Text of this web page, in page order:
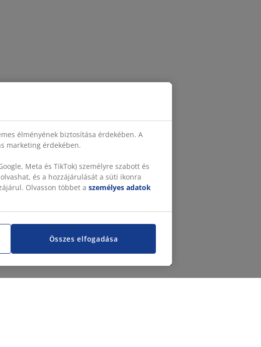
élményének biztosítása érdekében. A
marketing érdekében.
Meta és TikTok) személyre szabott és
és a hozzájárulását a süti ikonra
Olvasson többet a személyes adatok
Összes elfogadása